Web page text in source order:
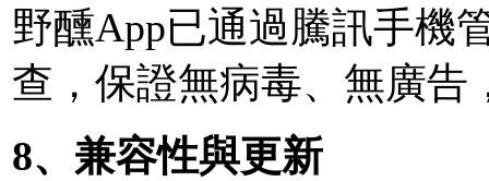
野醺App已通過騰訊手機
查，保證無病毒、無廣告
8、兼容性與更新